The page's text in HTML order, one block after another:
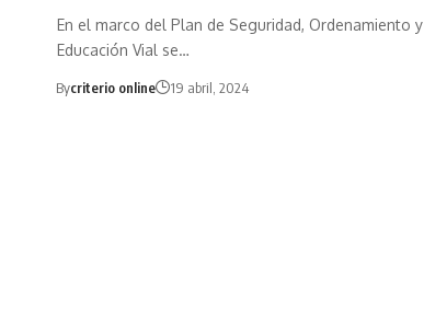
En el marco del Plan de Seguridad, Ordenamiento y
Educación Vial se…
Bycriterio online 19 abril, 2024